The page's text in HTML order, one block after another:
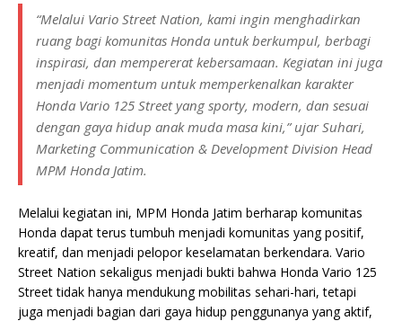
“Melalui Vario Street Nation, kami ingin menghadirkan
ruang bagi komunitas Honda untuk berkumpul, berbagi
inspirasi, dan mempererat kebersamaan. Kegiatan ini juga
menjadi momentum untuk memperkenalkan karakter
Honda Vario 125 Street yang sporty, modern, dan sesuai
dengan gaya hidup anak muda masa kini,” ujar Suhari,
Marketing Communication & Development Division Head
MPM Honda Jatim.
Melalui kegiatan ini, MPM Honda Jatim berharap komunitas
Honda dapat terus tumbuh menjadi komunitas yang positif,
kreatif, dan menjadi pelopor keselamatan berkendara. Vario
Street Nation sekaligus menjadi bukti bahwa Honda Vario 125
Street tidak hanya mendukung mobilitas sehari-hari, tetapi
juga menjadi bagian dari gaya hidup penggunanya yang aktif,